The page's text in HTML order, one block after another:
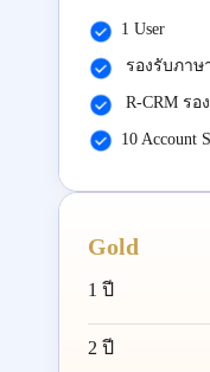
1 User
รองรับภาษ
R-CRM รอ
10 Account
Gold
1 ปี
2 ปี